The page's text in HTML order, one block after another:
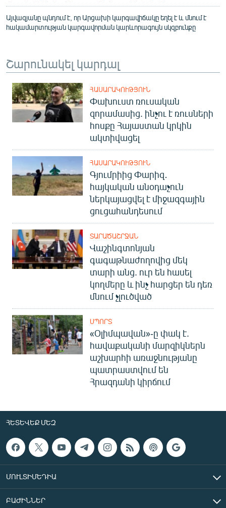
Այվազյանը պնդում է, որ Արցախի կարգավիճակը եղել է և մնում է
հակամարտության կարգավորման կարևորագույն սկզբունքը
Շարունակել կարդալ
ՀԱՍԱՐԱԿՈՒԹՅՈՒՆ
Փախուստ ռուսական
զորամասից. ինչու է ռուսների
հոսքը Հայաստան կրկին
ակտիվացել
ՀԱՍԱՐԱԿՈՒԹՅՈՒՆ
Գյումրիից Փարիզ․
հայկական անօդաչուն
ներկայացվել է միջազգային
ցուցահանդեսում
ՏԱՐԱԾԱՇՐՋԱՆ
Վաշինգտոնյան
գագաթնաժողովից մեկ
տարի անց. ուր են հասել
կողմերը և ինչ հարցեր են դեռ
մնում չլուծված
ՍՊՈՐՏ
«Օլիմպավան»-ը փակ է.
հավաքականի մարզիկներն
աշխարհի առաջնությանը
պատրաստվում են
Հրազդանի կիրճում
ՀԵՏԵՎԵՔ ՄԵԶ
ՄՈՒԼՏԻՄԵԴԻԱ
ԲԱԺԻՆՆԵՐ